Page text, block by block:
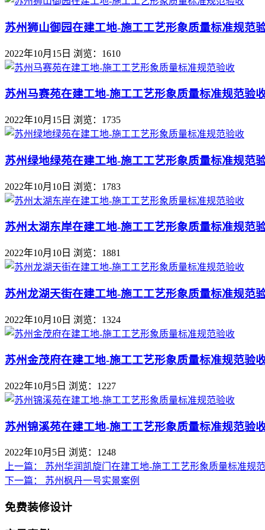
苏州狮山御园在建工地-施工工艺形象质量标准规范
2022年10月15日 浏览：1610
苏州马赛苑在建工地-施工工艺形象质量标准规范验
2022年10月15日 浏览：1735
苏州绿地绿苑在建工地-施工工艺形象质量标准规范
2022年10月10日 浏览：1783
苏州太湖东岸在建工地-施工工艺形象质量标准规范
2022年10月10日 浏览：1881
苏州龙湖天街在建工地-施工工艺形象质量标准规范
2022年10月10日 浏览：1324
苏州金茂府在建工地-施工工艺形象质量标准规范验
2022年10月5日 浏览：1227
苏州锦溪苑在建工地-施工工艺形象质量标准规范验
2022年10月5日 浏览：1248
上一篇：
苏州华润凯旋门在建工地-施工工艺形象质量标准规
下一篇：
苏州枫丹一号实景案例
免费装修设计